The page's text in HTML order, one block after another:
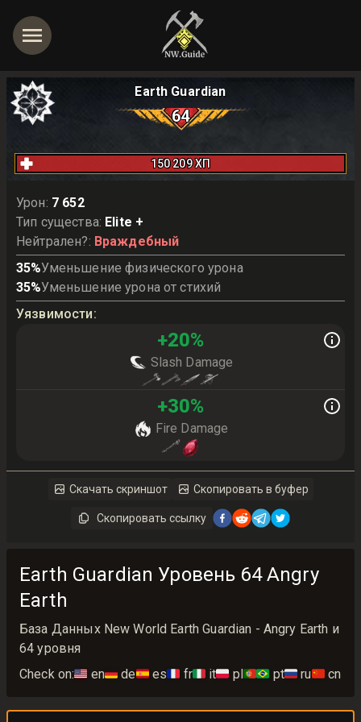
Earth Guardian
64
150 209ХП
Урон: 7 652
Тип существа: Elite +
Нейтрален?: Враждебный
35%Уменьшение физического урона
35%Уменьшение урона от стихий
Уязвимости:
+20%
Slash Damage
+30%
Fire Damage
Скачать скриншот Скопировать в буфер
Скопировать ссылку
Earth Guardian Уровень 64 Angry
Earth
База Данных New World Earth Guardian - Angry Earth и
64 уровня
Check on:🇺🇸 en🇩🇪 de🇪🇸 es🇫🇷 fr🇮🇹 it🇵🇱 pl🇵🇹🇧🇷 pt🇷🇺 ru🇨🇳 cn